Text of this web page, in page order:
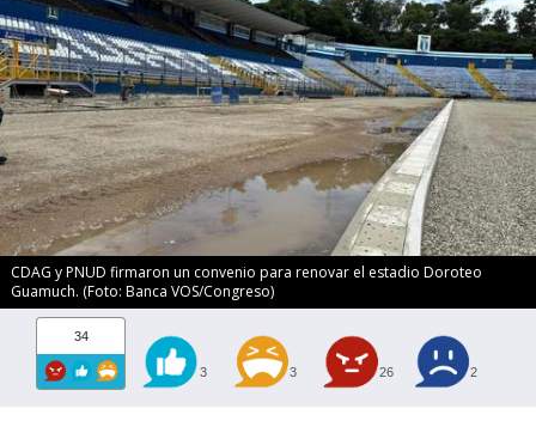
CDAG y PNUD firmaron un convenio para renovar el estadio Doroteo
Guamuch. (Foto: Banca VOS/Congreso)
34
3 3 26 2